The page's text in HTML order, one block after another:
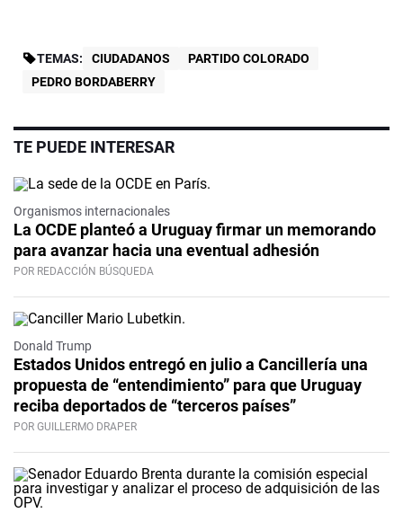
TEMAS: CIUDADANOS
PARTIDO COLORADO
PEDRO BORDABERRY
TE PUEDE INTERESAR
Organismos internacionales
La OCDE planteó a Uruguay firmar un memorando
para avanzar hacia una eventual adhesión
POR REDACCIÓN BÚSQUEDA
Donald Trump
Estados Unidos entregó en julio a Cancillería una
propuesta de “entendimiento” para que Uruguay
reciba deportados de “terceros países”
POR GUILLERMO DRAPER